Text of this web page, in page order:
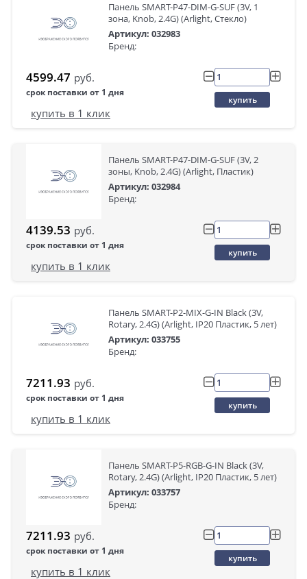
Панель SMART-P47-DIM-G-SUF (3V, 1
зона, Knob, 2.4G) (Arlight, Стекло)
Артикул: 032983
Бренд:
4599.47 руб.
срок поставки от 1 дня
купить
купить в 1 клик
Панель SMART-P47-DIM-G-SUF (3V, 2
зоны, Knob, 2.4G) (Arlight, Пластик)
Артикул: 032984
Бренд:
4139.53 руб.
срок поставки от 1 дня
купить
купить в 1 клик
Панель SMART-P2-MIX-G-IN Black (3V,
Rotary, 2.4G) (Arlight, IP20 Пластик, 5 лет)
Артикул: 033755
Бренд:
7211.93 руб.
срок поставки от 1 дня
купить
купить в 1 клик
Панель SMART-P5-RGB-G-IN Black (3V,
Rotary, 2.4G) (Arlight, IP20 Пластик, 5 лет)
Артикул: 033757
Бренд:
7211.93 руб.
срок поставки от 1 дня
купить
купить в 1 клик